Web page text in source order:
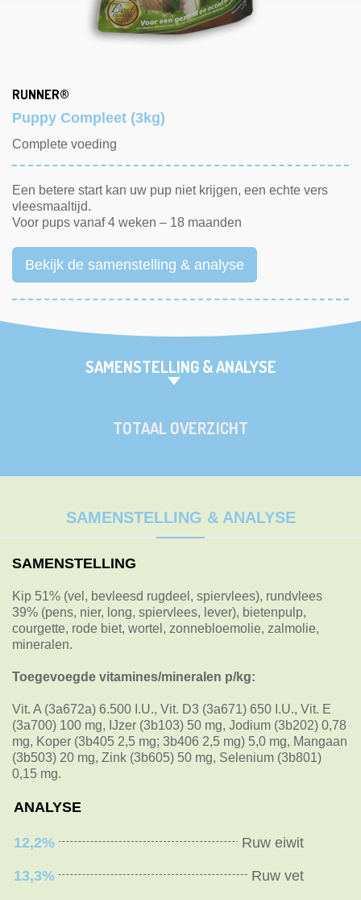
RUNNER®
Puppy Compleet (3kg)
Complete voeding
Een betere start kan uw pup niet krijgen, een echte vers
vleesmaaltijd.
Voor pups vanaf 4 weken – 18 maanden
Bekijk de samenstelling & analyse
SAMENSTELLING & ANALYSE
TOTAAL OVERZICHT
SAMENSTELLING & ANALYSE
SAMENSTELLING
Kip 51% (vel, bevleesd rugdeel, spiervlees), rundvlees
39% (pens, nier, long, spiervlees, lever), bietenpulp,
courgette, rode biet, wortel, zonnebloemolie, zalmolie,
mineralen.
Toegevoegde vitamines/mineralen p/kg:
Vit. A (3a672a) 6.500 I.U., Vit. D3 (3a671) 650 I.U., Vit. E
(3a700) 100 mg, IJzer (3b103) 50 mg, Jodium (3b202) 0,78
mg, Koper (3b405 2,5 mg; 3b406 2,5 mg) 5,0 mg, Mangaan
(3b503) 20 mg, Zink (3b605) 50 mg, Selenium (3b801)
0,15 mg.
ANALYSE
12,2% Ruw eiwit
13,3% Ruw vet